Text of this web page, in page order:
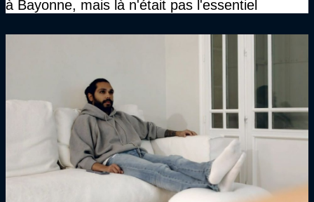
à Bayonne, mais là n'était pas l'essentiel